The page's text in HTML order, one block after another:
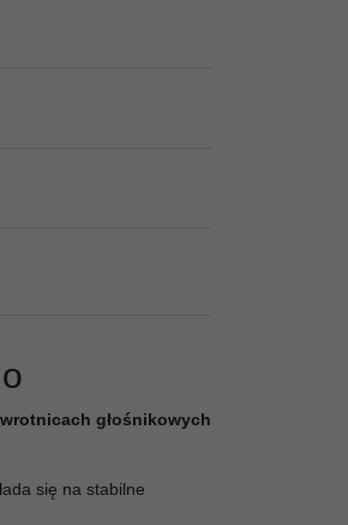
głośnikowych
się na stabilne